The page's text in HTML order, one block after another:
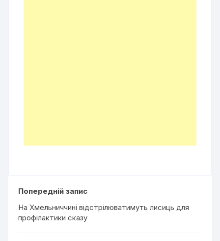
Попередній запис
На Хмельниччині відстрілюватимуть лисиць для
профілактики сказу